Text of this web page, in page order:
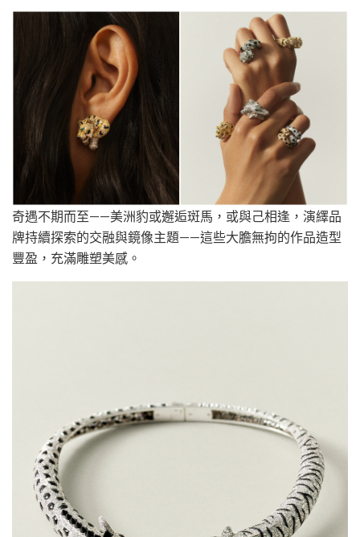
奇遇不期而至——美洲豹或邂逅斑馬，或與己相逢，演繹品
牌持續探索的交融與鏡像主題——這些大膽無拘的作品造型
豐盈，充滿雕塑美感。